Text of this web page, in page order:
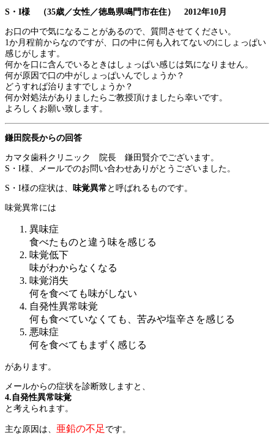
S・I様 （35歳／女性／徳島県鳴門市在住） 2012年10月
お口の中で気になることがあるので、質問させてください。
1か月程前からなのですが、口の中に何も入れてないのにしょっぱい
感じがします。
何かを口に含んでいるときはしょっぱい感じは気になりません。
何が原因で口の中がしょっぱいんでしょうか？
どうすれば治りますでしょうか？
何か対処法がありましたらご教授頂けましたら幸いです。
よろしくお願い致します。
鎌田院長からの回答
カマタ歯科クリニック 院長 鎌田賢介でございます。
S・I様、メールでのお問い合わせありがとうございました。
S・I様の症状は、 味覚異常 と呼ばれるものです。
味覚異常には
異味症
食べたものと違う味を感じる
味覚低下
味がわからなくなる
味覚消失
何を食べても味がしない
自発性異常味覚
何も食べていなくても、苦みや塩辛さを感じる
悪味症
何を食べてもまずく感じる
があります。
メールからの症状を診断致しますと、
4.自発性異常味覚
と考えられます。
主な原因は、 亜鉛の不足 です。